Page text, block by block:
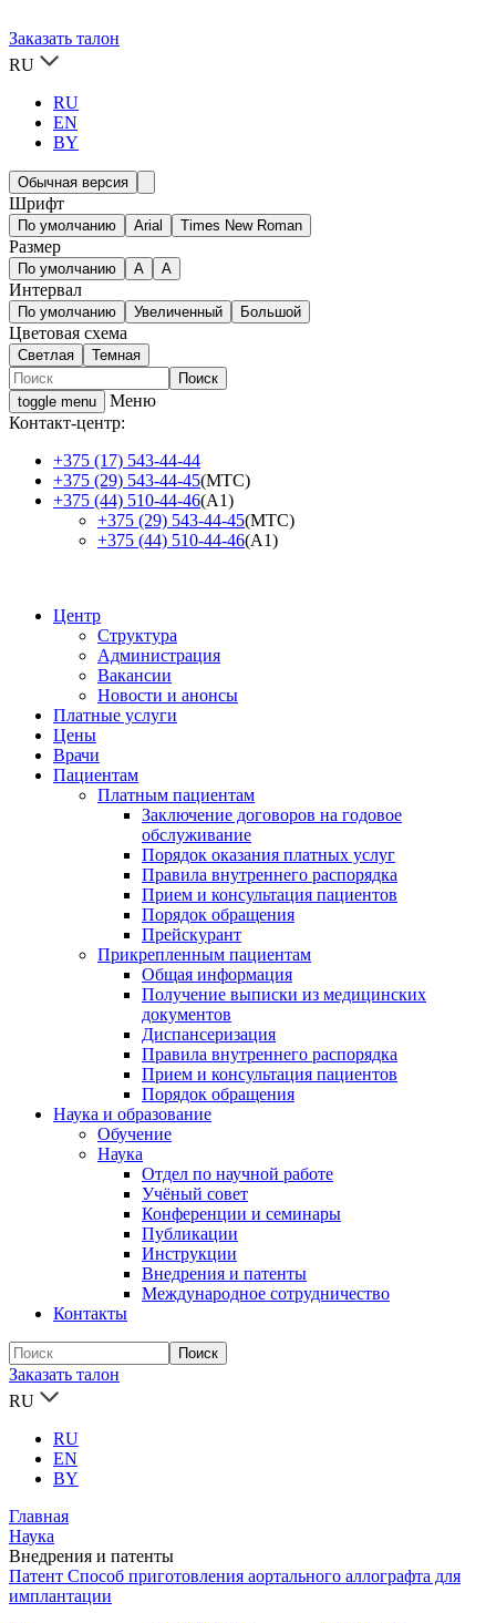
Заказать талон
RU
RU
EN
BY
Обычная версия
Шрифт
По умолчанию Arial Times New Roman
Размер
По умолчанию A A
Интервал
По умолчанию Увеличенный Большой
Цветовая схема
Светлая Темная
toggle menu
Меню
Контакт-центр:
+375 (17) 543-44-44
+375 (29) 543-44-45(МТС)
+375 (44) 510-44-46(А1)
+375 (29) 543-44-45(МТС)
+375 (44) 510-44-46(А1)
Центр
Структура
Администрация
Вакансии
Новости и анонсы
Платные услуги
Цены
Врачи
Пациентам
Платным пациентам
Заключение договоров на годовое
обслуживание
Порядок оказания платных услуг
Правила внутреннего распорядка
Прием и консультация пациентов
Порядок обращения
Прейскурант
Прикрепленным пациентам
Общая информация
Получение выписки из медицинских
документов
Диспансеризация
Правила внутреннего распорядка
Прием и консультация пациентов
Порядок обращения
Наука и образование
Обучение
Наука
Отдел по научной работе
Учёный совет
Конференции и семинары
Публикации
Инструкции
Внедрения и патенты
Международное сотрудничество
Контакты
Заказать талон
RU
RU
EN
BY
Главная
Наука
Внедрения и патенты
Патент Способ приготовления аортального аллографта для
имплантации